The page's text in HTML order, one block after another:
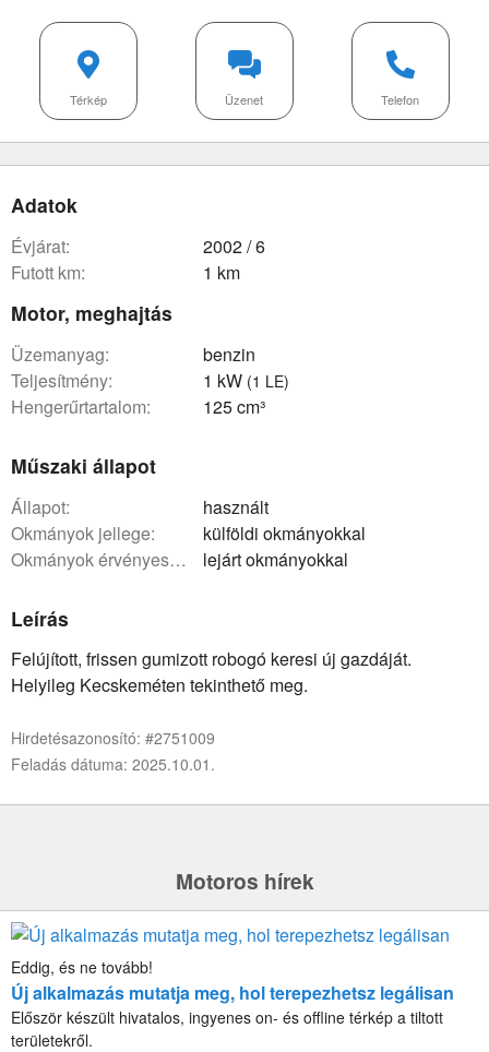
Telefon
Üzenet
Térkép
Adatok
évjárat:
2002 / 6
futott km:
1 km
Motor, meghajtás
üzemanyag:
benzin
teljesítmény:
1 kW (1 LE)
hengerűrtartalom: 125 cm³
Műszaki állapot
állapot:
használt
okmányok jellege:
külföldi okmányokkal
okmányok érvényessége:
lejárt okmányokkal
Leírás
Felújított, frissen gumizott robogó keresi új gazdáját.
Helyileg Kecskeméten tekinthető meg.
Hirdetésazonosító: #2751009
Feladás dátuma: 2025.10.01.
Motoros hírek
Eddig, és ne tovább!
Új alkalmazás mutatja meg, hol terepezhetsz legálisan
Először készült hivatalos, ingyenes on- és offline térkép a tiltott
területekről.